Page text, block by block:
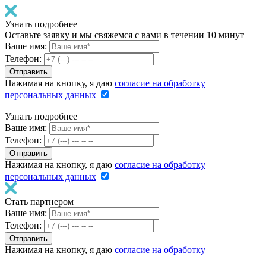
Узнать подробнее
Оставьте заявку и мы свяжемся с вами в течении 10 минут
Ваше имя:
Телефон:
Нажимая на кнопку, я даю согласие на обработку
персональных данных
Узнать подробнее
Ваше имя:
Телефон:
Нажимая на кнопку, я даю согласие на обработку
персональных данных
Стать партнером
Ваше имя:
Телефон:
Нажимая на кнопку, я даю согласие на обработку